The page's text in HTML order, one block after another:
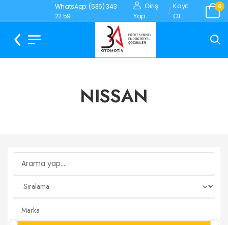
WhatsApp: (536) 343
22 59
Giriş
Yap
/
Kayıt
Ol
0
NISSAN